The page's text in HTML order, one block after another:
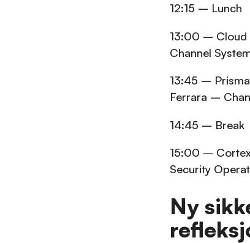
12:15 – Lunch
13:00 – Cloud
Channel
13:45 –
Ferrara –
14:45 – Break
15:00 –
Security
Ny